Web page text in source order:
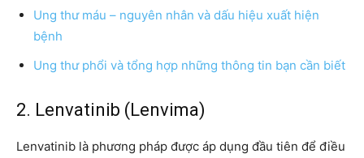
Ung thư máu – nguyên nhân và dấu hiệu xuất hiện
bệnh
Ung thư phổi và tổng hợp những thông tin bạn cần biết
2. Lenvatinib (Lenvima)
Lenvatinib là phương pháp được áp dụng đầu tiên để điều